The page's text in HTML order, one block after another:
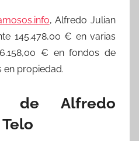
, Alfredo Julian
145.478,00 € en varias
€ en fondos de
en propiedad.
de Alfredo